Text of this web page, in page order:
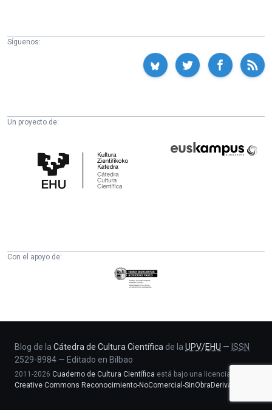
Síguenos:
Un proyecto de:
Cultura
Científica
Fundazioa
Con el apoyo de:
Eusko
Jaurlaritza
eta
Berrikuntza
saila
Blog de la Cátedra de Cultura Científica de la UPV/EHU — ISSN
2529-8984 — Editado en Bilbao
2011-2026 Cuaderno de Cultura Científica está bajo una licencia
Creative Commons Reconocimiento-NoComercial-SinObraDerivada 4.0